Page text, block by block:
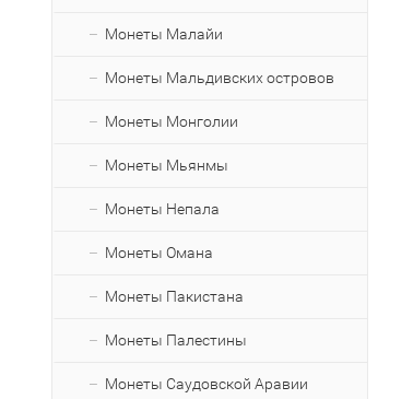
Монеты Малайи
Монеты Мальдивских островов
Монеты Монголии
Монеты Мьянмы
Монеты Непала
Монеты Омана
Монеты Пакистана
Монеты Палестины
Монеты Саудовской Аравии